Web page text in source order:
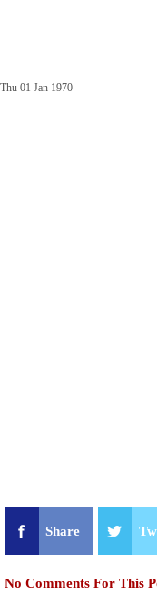
Thu 01 Jan 1970
Share
No Comments For This